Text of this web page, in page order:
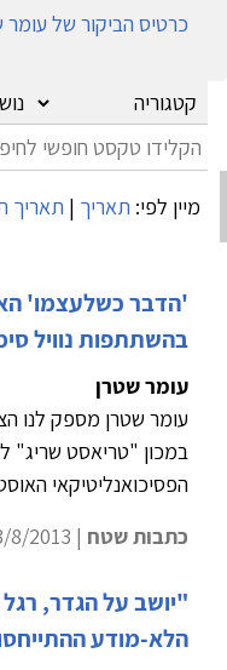
כרטיס הביקור של עומר
מיין לפי: תאריך | תאריך
'הדבר כשלעצמו'
בהשתתפות נוויל
עומר שטרן
עומר שטרן מספק לנו
במכון "טריאסט שריג"
הפסיכואנליטיקאי
כתבות שטח | 23/8/2013 |
"יושב על הגדר,
הלא-מודע